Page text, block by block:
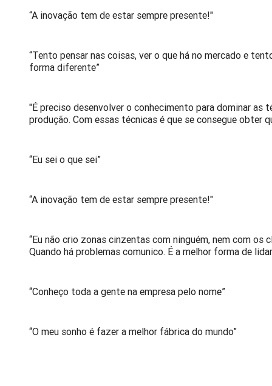
“A inovação tem de estar sempre presente!"
“Tento pensar nas coisas, ver o que há no mercado e
forma diferente”
"É preciso desenvolver o conhecimento para dominar as
produção. Com essas técnicas é que se consegue obter
“Eu sei o que sei”
“A inovação tem de estar sempre presente!"
“Eu não crio zonas cinzentas com ninguém, nem com os
Quando há problemas comunico. É a melhor forma de
“Conheço toda a gente na empresa pelo nome”
“O meu sonho é fazer a melhor fábrica do mundo”